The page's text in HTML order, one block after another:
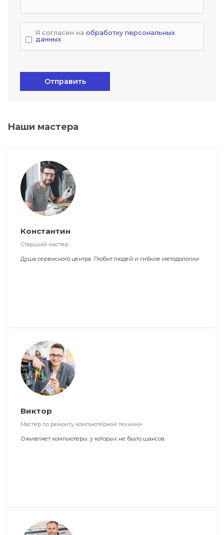
Я согласен на обработку персональных
данных
Отправить
Наши мастера
Константин
Старший мастер
Душа сервисного центра. Любит людей и гибкие методологии
Виктор
Мастер по ремонту компьютерной техники
Оживляет компьютеры, у которых не было шансов.